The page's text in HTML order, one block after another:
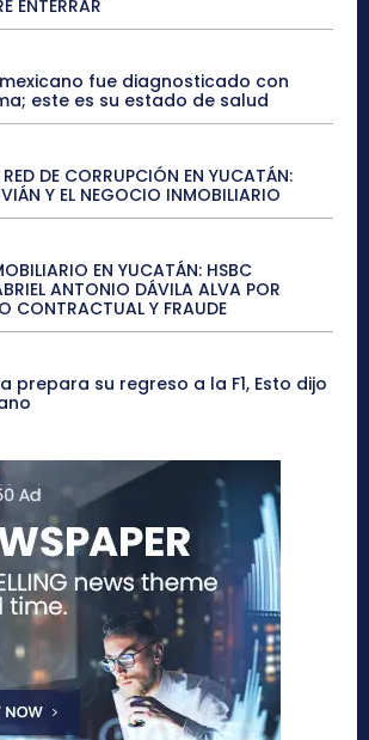
ENTERRAR
fue diagnosticado con
este es su estado de salud
DE CORRUPCIÓN EN YUCATÁN:
Y EL NEGOCIO INMOBILIARIO
EN YUCATÁN: HSBC
ANTONIO DÁVILA ALVA POR
CONTRACTUAL Y FRAUDE
prepara su regreso a la F1, Esto dijo